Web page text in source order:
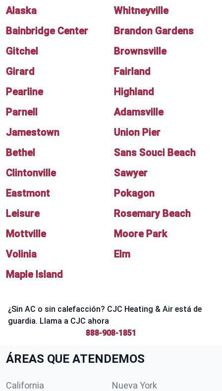
Alaska
Whitneyville
Bainbridge Center
Brandon Gardens
Gitchel
Brownsville
Girard
Fairland
Pearline
Highland
Parnell
Adamsville
Jamestown
Union Pier
Bethel
Sans Souci Beach
Clintonville
Sawyer
Eastmont
Pokagon
Leisure
Rosemary Beach
Mottville
Moore Park
Volinia
Elm
Maple Island
¿Sin AC o sin calefacción? CJC Heating & Air está de
guardia. Llama a CJC ahora
888-908-1851
ÁREAS QUE ATENDEMOS
California Nueva York